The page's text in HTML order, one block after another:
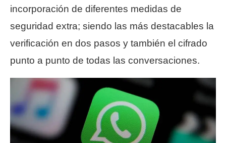
incorporación de diferentes medidas de
seguridad extra; siendo las más destacables la
verificación en dos pasos y también el cifrado
punto a punto de todas las conversaciones.